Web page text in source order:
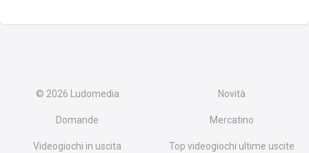
© 2026 Ludomedia Novità
Domande Mercatino
Videogiochi in uscita Top videogiochi ultime uscite